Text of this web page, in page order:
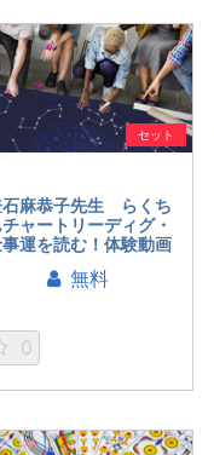
セット
石麻恭子先生 らくち
チャートリーディグ・
運を読む！体験動画
無料
0